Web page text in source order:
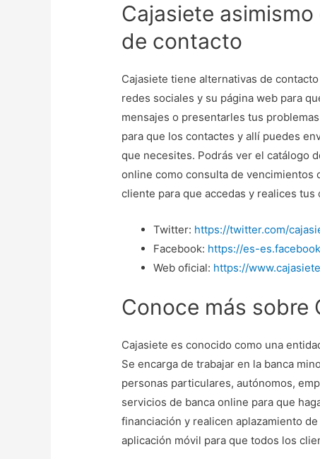
Cajasiete
de contacto
Cajasiete tiene alternativas de
redes sociales y su página web para
mensajes o presentarles tus
para que los contactes y allí puedes
que necesites. Podrás ver el catálogo
online como consulta de vencimientos
cliente para que accedas y realices
Twitter: https://twitter.com/
Facebook: https://es-
Web oficial: https://
Conoce más sobre
Cajasiete es conocido como una
Se encarga de trabajar en la banca
personas particulares, autónomos,
servicios de banca online para que
financiación y realicen aplazamiento
aplicación móvil para que todos los